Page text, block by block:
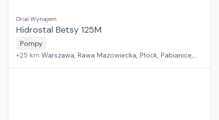
Drial Wynajem
Hidrostal Betsy 125M
Pompy
+25 km Warszawa, Rawa Mazowiecka, Płock, Pabianice,